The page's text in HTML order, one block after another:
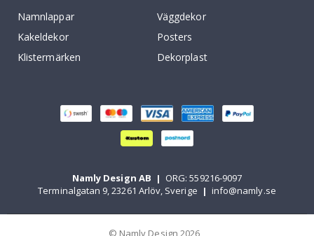
Namnlappar
Väggdekor
Kakeldekor
Posters
Klistermärken
Dekorplast
Namly Design AB | ORG: 559216-9097
Terminalgatan 9, 23261 Arlöv, Sverige | info@namly.se